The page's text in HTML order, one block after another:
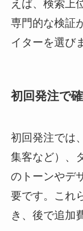
えば、検索上
専門的な検証
イターを選び
初回発注で
初回発注では
集客など）、
のトーンやデ
要です。これ
き、後で追加